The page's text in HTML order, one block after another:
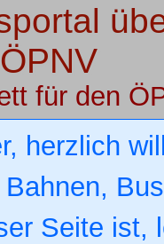
für den
herzlich
Seite